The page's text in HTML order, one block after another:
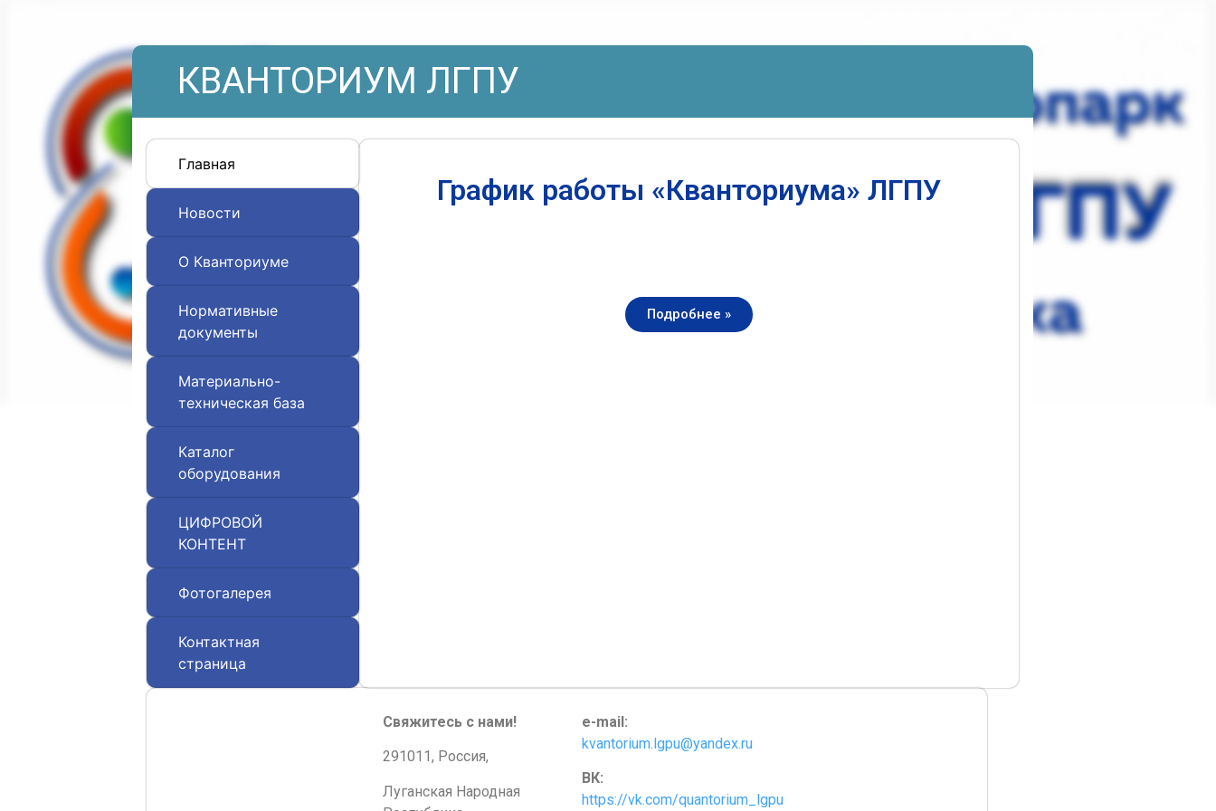
КВАНТОРИУМ ЛГПУ
Главная
Новости
О Кванториуме
Нормативные
документы
Материально-
техническая база
Каталог
оборудования
ЦИФРОВОЙ
КОНТЕНТ
Фотогалерея
Контактная
страница
График работы «Кванториума» ЛГПУ
Подробнее »
Свяжитесь с нами!
291011, Россия,
Луганская Народная
e-mail:
kvantorium.lgpu@yandex.ru
ВК:
https://vk.com/quantorium_lgpu